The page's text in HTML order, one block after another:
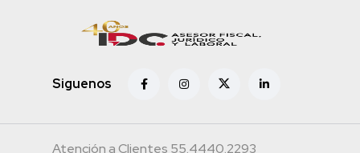
Siguenos
Atención a Clientes 55.4440.2293